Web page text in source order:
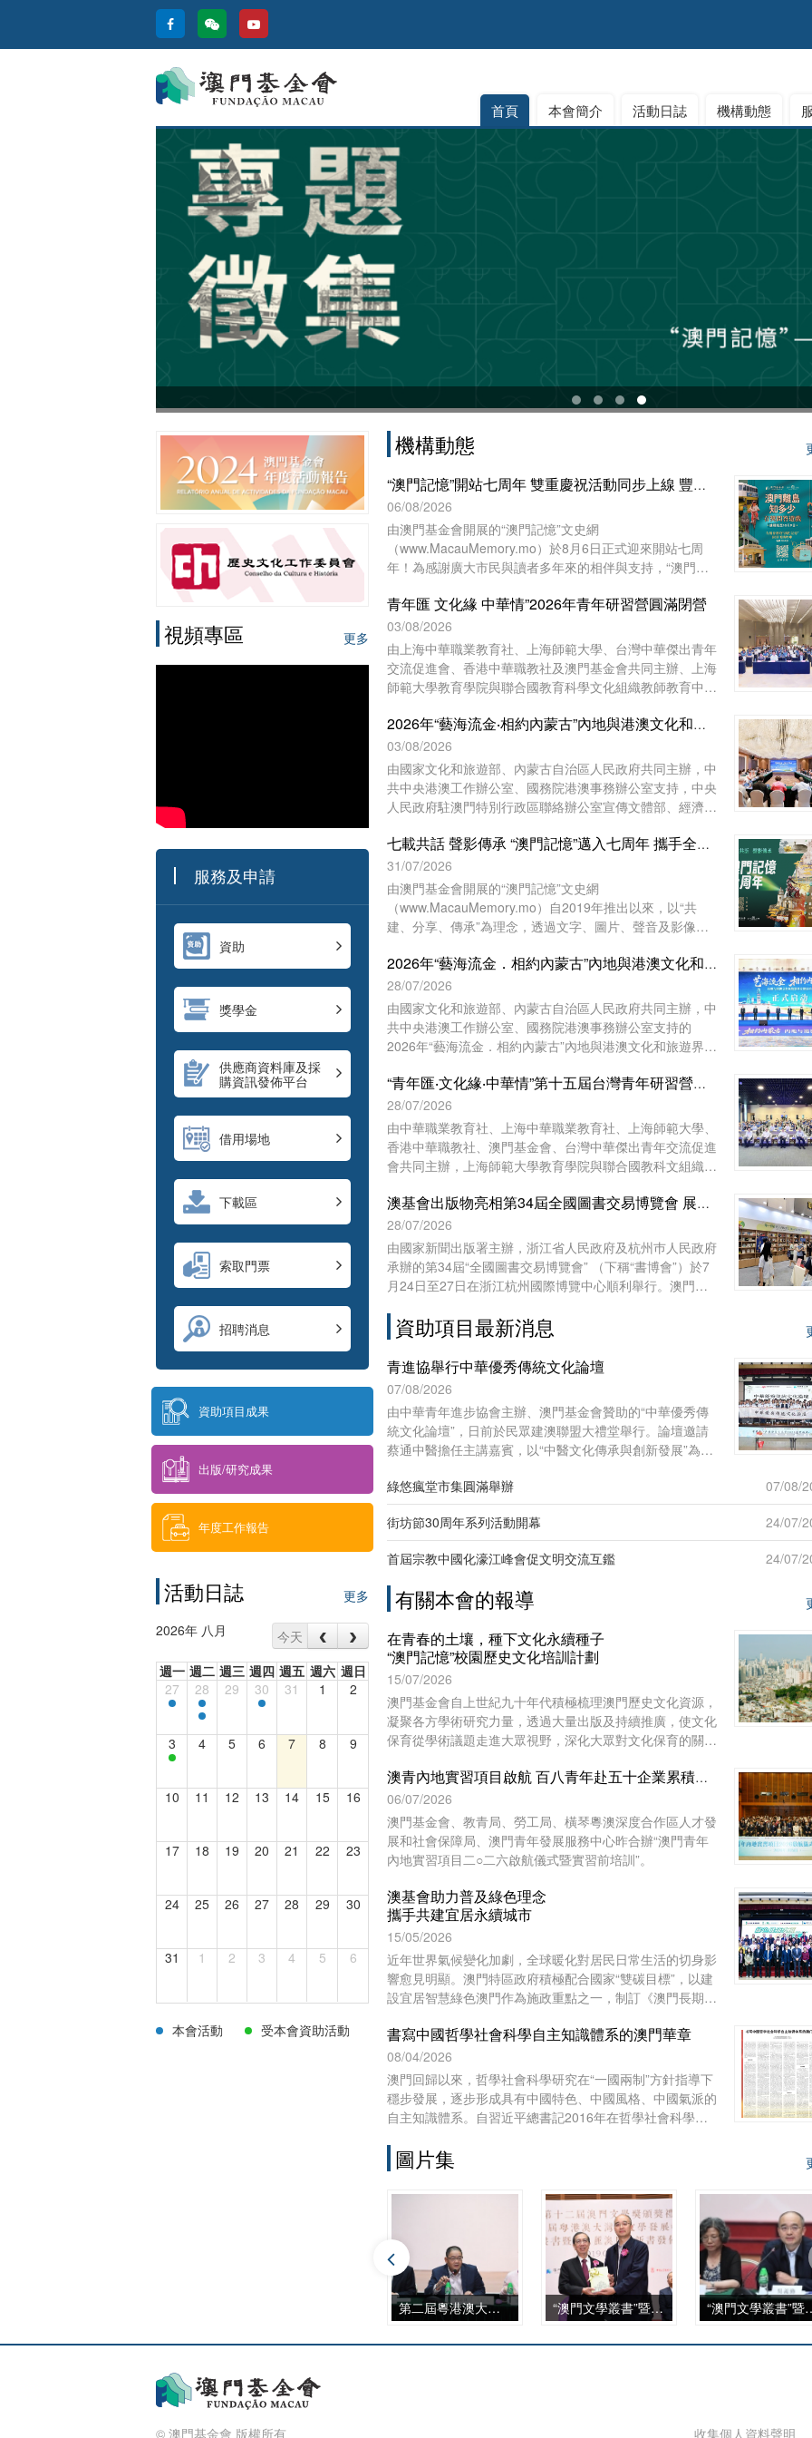
首頁 本會簡介 活動日誌 機構動態
視頻專區 更多
服務及申請
資助
獎學金
供應商資料庫及採
購資訊發佈平台
借用場地
下載區
索取門票
招聘消息
資助項目成果
出版/研究成果
年度工作報告
活動日誌
更多
2026年 八月
今天
週一 週二 週三 週四 週五 週六 週日
27
28 29 30 31 1 2
3 4 5 6 7 8 9
10 11 12 13 14 15 16
17 18 19 20 21 22 23
24 25 26 27 28 29 30
31 1 2 3 4 5 6
本會活動 受本會資助活動
機構動態
“澳門記憶”開站七周年 雙重慶祝活動同步上線 豐富好禮與全城同樂
06/08/2026
由澳門基金會開展的“澳門記憶”文史網
（www.MacauMemory.mo）於8月6日正式迎來開站七周
年！為感謝廣大市民與讀者多年來的相伴與支持，“澳門記
──Facebook 官方專頁“七周年 Giveaway”互動遊戲以及“澳
門離島知多少”線上問答遊戲，以豐富好禮與全城同樂！
青年匯 文化緣 中華情”2026年青年研習營圓滿閉營
03/08/2026
由上海中華職業教育社、上海師範大學、台灣中華傑出青年
交流促進會、香港中華職教社及澳門基金會共同主辦、上海
師範大學教育學院與聯合國教育科學文化組織教師教育中心
日下午在上海崇明如山酒店舉行閉營儀式。上海中華職業教
育社常務副主任、市政府參事胡衛出席儀式並致辭。上海市
崇明區海外聯誼會副會長林豔華、台灣中華傑出青年交流促
進會理事長陳長風、上海崇明中華職業教育社主任施志琴、
上海中華職業技術學院執行理事蔡奚芳等近100人出席活
動。
2026年“藝海流金‧相約內蒙古”內地與港澳文化和旅遊界交流活動圓滿舉行
03/08/2026
由國家文化和旅遊部、內蒙古自治區人民政府共同主辦，中
共中央港澳工作辦公室、國務院港澳事務辦公室支持，中央
人民政府駐澳門特別行政區聯絡辦公室宣傳文體部、經濟部
內地與港澳文化和旅遊界交流活動，已於7月27日至8月1日
圓滿舉行。澳門組織了45位文旅界代表赴內蒙古自治區參與
活動，與來自內地及香港的文旅界代表、專家學者等共150
多人齊聚內蒙古，共譜文旅合作新篇。
七載共話 聲影傳承 “澳門記憶”邁入七周年 攜手全城共築小城記憶
31/07/2026
由澳門基金會開展的“澳門記憶”文史網
（www.MacauMemory.mo）自2019年推出以來，以“共
建、分享、傳承”為理念，透過文字、圖片、聲音及影像，
歷史的大型文化資料庫。“澳門記憶”即將踏入開站七周年，
特以“七載共話 聲影傳承”為主題，陸續推出一系列涵蓋線上
和線下的多元活動，誠邀市民大眾共同參與，用不同視角與
媒介，共同編織與傳承屬於這座小城的集體記憶。
2026年“藝海流金．相約內蒙古”內地與港澳文化和旅遊界交流活動開幕
28/07/2026
由國家文化和旅遊部、內蒙古自治區人民政府共同主辦，中
共中央港澳工作辦公室、國務院港澳事務辦公室支持的
2026年“藝海流金．相約內蒙古”內地與港澳文化和旅遊界交
民政府駐澳門特別行政區聯絡辦公室宣傳文體部、經濟部和
澳門基金會作為澳門協辦單位，一共組織了45位澳門代表前
往內蒙古自治區出席活動。
“青年匯‧文化緣‧中華情”第十五屆台灣青年研習營暨2026青年研習營 舉行開營儀式
28/07/2026
由中華職業教育社、上海中華職業教育社、上海師範大學、
香港中華職教社、澳門基金會、台灣中華傑出青年交流促進
會共同主辦，上海師範大學教育學院與聯合國教科文組織教
青年研習營暨2026青年研習營”開營儀式於2026年7月28日
上午在上海聯合國教科文組織教師教育中心舉行。來自台
灣、香港、澳門29所院校的60多名師生，和上海師範大學
的志願者共聚申城，一同開啟為期七天的文化交流與研習體
驗之旅。
澳基會出版物亮相第34屆全國圖書交易博覽會 展現澳門文化底蘊
28/07/2026
由國家新聞出版署主辦，浙江省人民政府及杭州巿人民政府
承辦的第34屆“全國圖書交易博覽會” （下稱“書博會”）於7
月24日至27日在浙江杭州國際博覽中心順利舉行。澳門基
品圖書亮相，向內地及各地讀者展現澳門豐富的出版成果與
文化底蘊。
資助項目最新消息
青進協舉行中華優秀傳統文化論壇
07/08/2026
由中華青年進步協會主辦、澳門基金會贊助的“中華優秀傳
統文化論壇”，日前於民眾建澳聯盟大禮堂舉行。論壇邀請
蔡通中醫擔任主講嘉賓，以“中醫文化傳承與創新發展”為
場互動熱烈。
綠悠瘋堂市集圓滿舉辦
07/08/
街坊節30周年系列活動開幕
24/07/
首屆宗教中國化濠江峰會促文明交流互鑑
24/07/
有關本會的報導
在青春的土壤，種下文化永續種子
“澳門記憶”校園歷史文化培訓計劃
15/07/2026
澳門基金會自上世紀九十年代積極梳理澳門歷史文化資源，
凝聚各方學術研究力量，透過大量出版及持續推廣，使文化
保育從學術議題走進大眾視野，深化大眾對文化保育的關
澳青內地實習項目啟航 百八青年赴五十企業累積工作經驗
06/07/2026
澳門基金會、教青局、勞工局、橫琴粵澳深度合作區人才發
展和社會保障局、澳門青年發展服務中心昨合辦“澳門青年
內地實習項目二○二六啟航儀式暨實習前培訓”。
澳基會助力普及綠色理念
攜手共建宜居永續城市
15/05/2026
近年世界氣候變化加劇，全球暖化對居民日常生活的切身影
響愈見明顯。澳門特區政府積極配合國家“雙碳目標”，以建
設宜居智慧綠色澳門作為施政重點之一，制訂《澳門長期減
書寫中國哲學社會科學自主知識體系的澳門華章
08/04/2026
澳門回歸以來，哲學社會科學研究在“一國兩制”方針指導下
穩步發展，逐步形成具有中國特色、中國風格、中國氣派的
自主知識體系。自習近平總書記2016年在哲學社會科學工
《國家“十四五”時期哲學社會科學發展規劃》以來，澳門的
高等院校、澳門基金會和學術團體作為知識產出、傳播和實
踐的主體，在構建哲學社會科學自主知識體系的征程上，從
學科建設、智庫服務、文化傳承到國際對話等諸方面，都發
揮了自身獨特的作用，呈現出多元化、本土化、交叉化與實
務化的發展特點。
圖片集
第二屆粵港澳大灣區文學發展峰會 “澳門文學叢書”暨《美麗澳門》新書發佈會 “澳門文學
© 澳門基金會 版權所有 收集個人資料聲明